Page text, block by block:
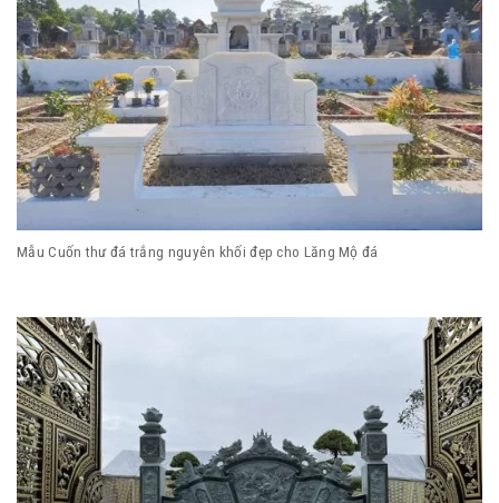
Mẫu Cuốn thư đá trắng nguyên khối đẹp cho Lăng Mộ đá